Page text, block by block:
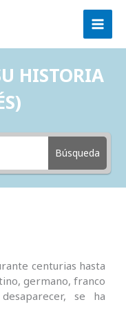
HISTORIA
Búsqueda
centurias hasta
germano, franco
se ha